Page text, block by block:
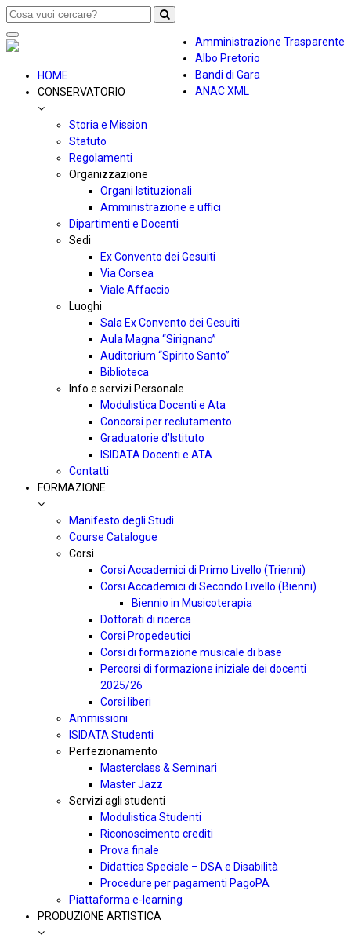
Amministrazione Trasparente
Albo Pretorio
Bandi di Gara
ANAC XML
Toggle
navigation
HOME
CONSERVATORIO
Storia e Mission
Statuto
Regolamenti
Organizzazione
Organi Istituzionali
Amministrazione e uffici
Dipartimenti e Docenti
Sedi
Ex Convento dei Gesuiti
Via Corsea
Viale Affaccio
Luoghi
Sala Ex Convento dei Gesuiti
Aula Magna “Sirignano”
Auditorium “Spirito Santo”
Biblioteca
Info e servizi Personale
Modulistica Docenti e Ata
Concorsi per reclutamento
Graduatorie d’Istituto
ISIDATA Docenti e ATA
Contatti
FORMAZIONE
Manifesto degli Studi
Course Catalogue
Corsi
Corsi Accademici di Primo Livello (Trienni)
Corsi Accademici di Secondo Livello (Bienni)
Biennio in Musicoterapia
Dottorati di ricerca
Corsi Propedeutici
Corsi di formazione musicale di base
Percorsi di formazione iniziale dei docenti
2025/26
Corsi liberi
Ammissioni
ISIDATA Studenti
Perfezionamento
Masterclass & Seminari
Master Jazz
Servizi agli studenti
Modulistica Studenti
Riconoscimento crediti
Prova finale
Didattica Speciale – DSA e Disabilità
Procedure per pagamenti PagoPA
Piattaforma e-learning
PRODUZIONE ARTISTICA